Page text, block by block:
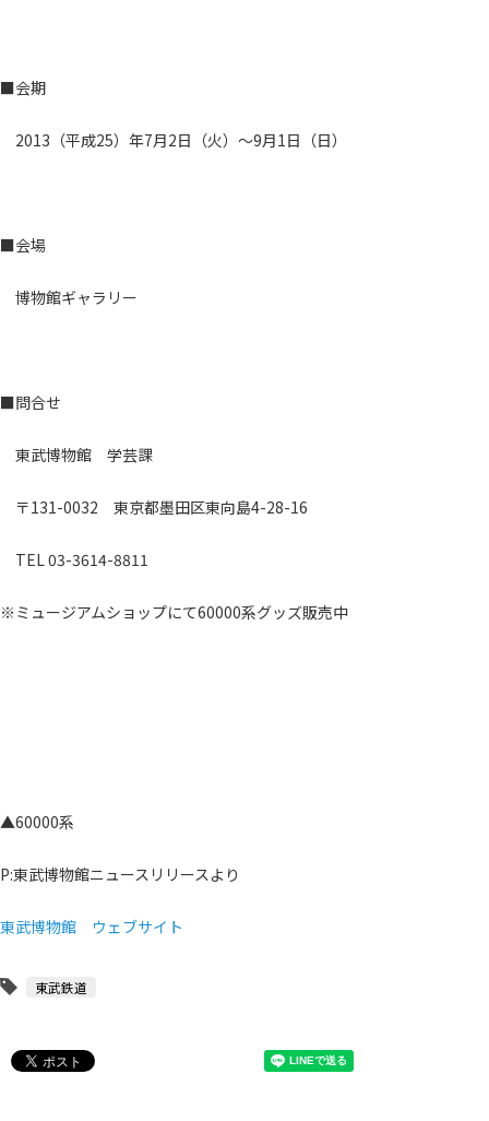
■会期
2013（平成25）年7月2日（火）～9月1日（日）
■会場
博物館ギャラリー
■問合せ
東武博物館 学芸課
〒131-0032 東京都墨田区東向島4-28-16
TEL 03-3614-8811
※ミュージアムショップにて60000系グッズ販売中
▲60000系
P:東武博物館ニュースリリースより
東武博物館 ウェブサイト
東武鉄道